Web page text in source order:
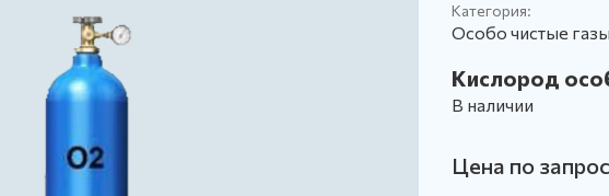
ГАЗОВЫЕ СМЕСИ
Ремонт и
Обслуживание
Категория:
Особо чистые
Кислород
В наличии
Цена по